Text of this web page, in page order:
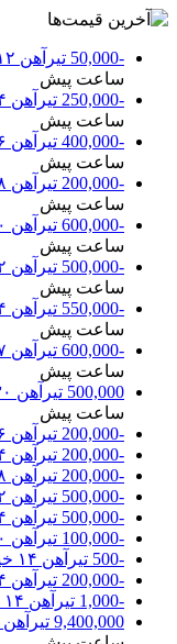
-50,000 تیرآهن ۱۲ ذوب آهن ۱۲ متری IPE بنگاه تهران
ساعت پیش
-250,000
تیرآهن ۱۴ ذوب آهن ۱۲ متری IPE بنگاه تهران
ساعت پیش
-400,000
تیرآهن ۱۶ ذوب آهن ۱۲ متری IPE بنگاه تهران
ساعت پیش
-200,000
تیرآهن ۱۸ ذوب آهن ۱۲ متری IPE بنگاه تهران
ساعت پیش
-600,000
تیرآهن ۲۰ ذوب آهن ۱۲ متری IPE بنگاه تهران
ساعت پیش
-500,000
تیرآهن ۲۲ ذوب آهن ۱۲ متری IPE بنگاه تهران
ساعت پیش
-550,000
تیرآهن ۲۴ ذوب آهن ۱۲ متری IPE بنگاه تهران
ساعت پیش
-600,000
تیرآهن ۲۷ ذوب آهن ۱۲ متری IPE بنگاه تهران
ساعت پیش
500,000 تیرآهن ۳۰ ذوب آهن ۱۲ متری IPE بنگاه تهران
ساعت پیش
-200,000
تیرآهن ۱۶ یزد بنگاه تهران
-200,000
تیرآهن ۱۴ یزد بنگاه تهران
-200,000
تیرآهن ۱۸ یزد بنگاه تهران
-500,000
تیرآهن ۲۲ یزد بنگاه تهران
-500,000
تیرآهن ۲۴ یزد بنگاه تهران
-100,000
تیرآهن ۲۰ یزد بنگاه تهران
-500
تیرآهن ۱۴ خیام کارخانه
-200,000
تیرآهن ۱۴ ظفر بناب بنگاه تهران
-1,000
تیرآهن ۱۴ اطلس انبار تهران
9,400,000 تیرآهن ۱۸ فایکو ۱۲ متری IPE بنگاه تهران